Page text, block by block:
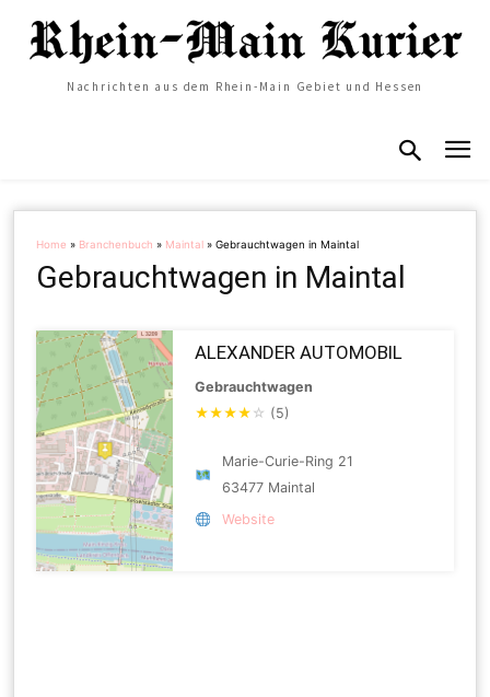
Nachrichten aus dem Rhein-Main Gebiet und Hessen
Home » Branchenbuch » Maintal »Gebrauchtwagen in Maintal
Gebrauchtwagen in Maintal
ALEXANDER AUTOMOBIL
Gebrauchtwagen
★★★★ ☆ (5)
Marie-Curie-Ring 21
63477 Maintal
Website